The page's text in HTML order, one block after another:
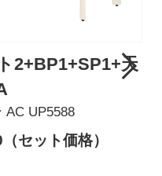
2+BP1+SP1+天
AC UP5588
セット価格）
Next